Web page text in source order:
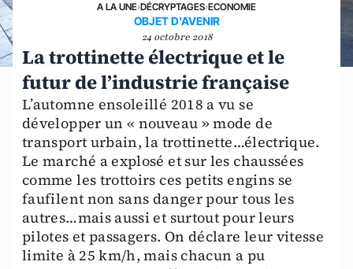
A LA UNE›DÉCRYPTAGES›ECONOMIE
OBJET D'AVENIR
24 octobre 2018
La trottinette électrique et le
futur de l’industrie française
L’automne ensoleillé 2018 a vu se
développer un « nouveau » mode de
transport urbain, la trottinette…électrique.
Le marché a explosé et sur les chaussées
comme les trottoirs ces petits engins se
faufilent non sans danger pour tous les
autres…mais aussi et surtout pour leurs
pilotes et passagers. On déclare leur vitesse
limite à 25 km/h, mais chacun a pu